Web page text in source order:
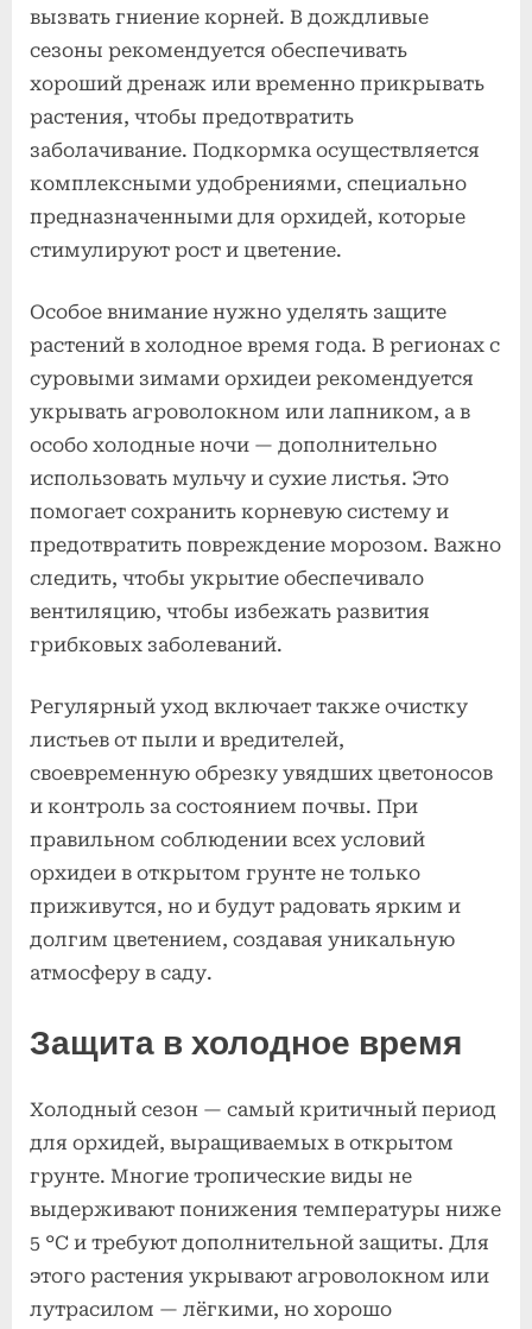
вызвать гниение корней. В дождливые
сезоны рекомендуется обеспечивать
хороший дренаж или временно прикрывать
растения, чтобы предотвратить
заболачивание. Подкормка осуществляется
комплексными удобрениями, специально
предназначенными для орхидей, которые
стимулируют рост и цветение.
Особое внимание нужно уделять защите
растений в холодное время года. В регионах с
суровыми зимами орхидеи рекомендуется
укрывать агроволокном или лапником, а в
особо холодные ночи — дополнительно
использовать мульчу и сухие листья. Это
помогает сохранить корневую систему и
предотвратить повреждение морозом. Важно
следить, чтобы укрытие обеспечивало
вентиляцию, чтобы избежать развития
грибковых заболеваний.
Регулярный уход включает также очистку
листьев от пыли и вредителей,
своевременную обрезку увядших цветоносов
и контроль за состоянием почвы. При
правильном соблюдении всех условий
орхидеи в открытом грунте не только
приживутся, но и будут радовать ярким и
долгим цветением, создавая уникальную
атмосферу в саду.
Защита в холодное время
Холодный сезон — самый критичный период
для орхидей, выращиваемых в открытом
грунте. Многие тропические виды не
выдерживают понижения температуры ниже
5 °C и требуют дополнительной защиты. Для
этого растения укрывают агроволокном или
лутрасилом — лёгкими, но хорошо